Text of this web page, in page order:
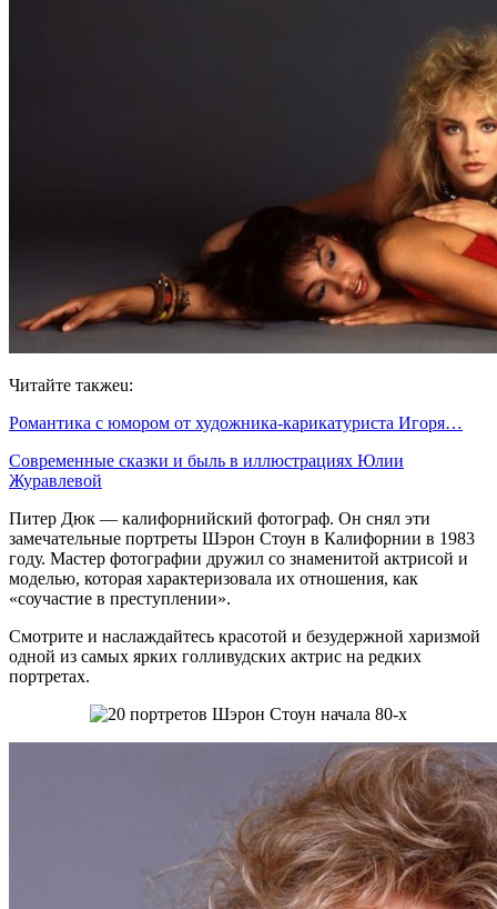
Читайте такжеu:
Романтика с юмором от художника-карикатуриста Игоря…
Современные сказки и быль в иллюстрациях Юлии
Журавлевой
Питер Дюк — калифорнийский фотограф. Он снял эти
замечательные портреты Шэрон Стоун в Калифорнии в 1983
году. Мастер фотографии дружил со знаменитой актрисой и
моделью, которая характеризовала их отношения, как
«соучастие в преступлении».
Смотрите и наслаждайтесь красотой и безудержной харизмой
одной из самых ярких голливудских актрис на редких
портретах.